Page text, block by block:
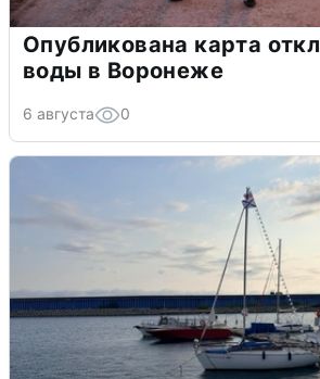
Опубликована карта
воды в Воронеже
6 августа 0